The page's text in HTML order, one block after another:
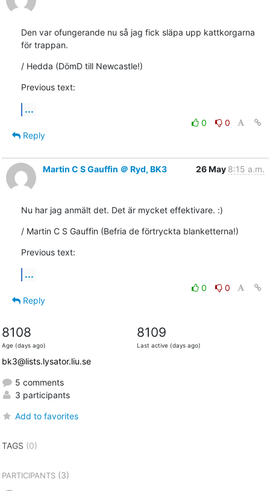
Den var ofungerande nu så jag fick släpa upp kattkorgarna
för trappan.
/ Hedda (DömD till Newcastle!)
Previous text:
...
0
0
Reply
Martin C S Gauffin ＠ Ryd, BK3 26 May 8:15 a.m.
Nu har jag anmält det. Det är mycket effektivare. :)
/ Martin C S Gauffin (Befria de förtryckta blanketterna!)
Previous text:
...
0
0
Reply
8108
Age (days ago)
8109
Last active (days ago)
bk3@lists.lysator.liu.se
5 comments
3 participants
Add to favorites
TAGS (0)
PARTICIPANTS(3)